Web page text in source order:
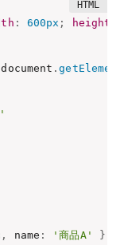
: 600px ; height
document .
, name : '商品A' }